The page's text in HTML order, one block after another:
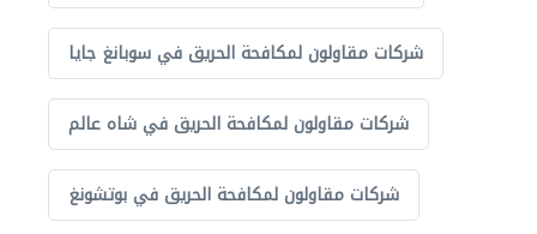
شركات مقاولون لمكافحة الحريق في سوبانغ جايا
شركات مقاولون لمكافحة الحريق في شاه عالم
شركات مقاولون لمكافحة الحريق في بوتشونغ